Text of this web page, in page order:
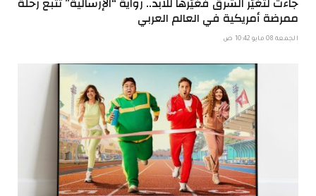
ممرضة أمريكية في العالم العربي
الجمعة 08 مايو 10:42 ص